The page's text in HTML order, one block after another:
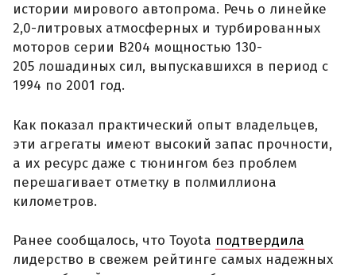
истории мирового автопрома. Речь о линейке
2,0-литровых атмосферных и турбированных
моторов серии B204 мощностью 130-
205 лошадиных сил, выпускавшихся в период с
1994 по 2001 год.
Как показал практический опыт владельцев,
эти агрегаты имеют высокий запас прочности,
а их ресурс даже с тюнингом без проблем
перешагивает отметку в полмиллиона
километров.
Ранее сообщалось, что Toyota подтвердила
лидерство в свежем рейтинге самых надежных